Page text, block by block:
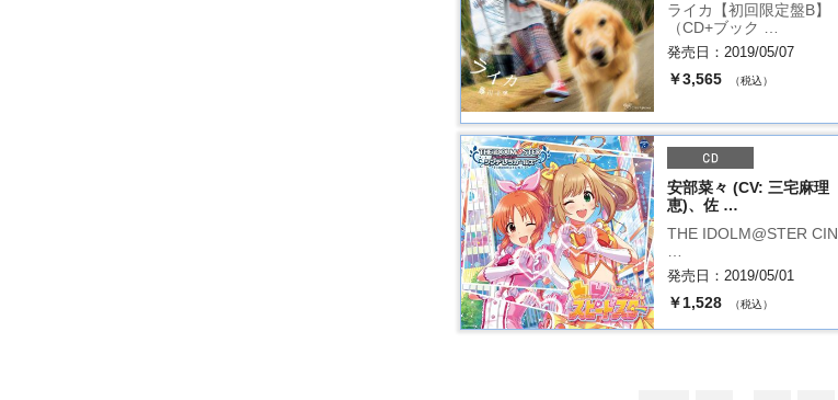
ライカ【初回限定盤B】
（CD+ブック …
発売日：2019/05/07
￥3,565 （税込）
安部菜々 (CV: 三宅麻理
恵)、佐 …
THE IDOLM@STER CIN
発売日：2019/05/01
￥1,528 （税込）